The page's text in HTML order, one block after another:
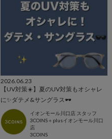
2026.06.23
【UV対策☀️】夏のUV対策もオシャレ
に✨ダテメ&サングラス🕶️
イオンモール川口店 スタッフ
3COINS＋plusイオンモール川口
店
3COINS